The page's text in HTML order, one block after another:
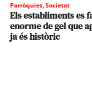
Parròquies,Societat
Els establiments es
enorme de gel que
ja és històric